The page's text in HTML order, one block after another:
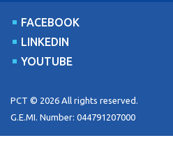
FACEBOOK
LINKEDIN
YOUTUBE
PCT © 2026 All rights reserved.
G.E.MI. Number: 044791207000